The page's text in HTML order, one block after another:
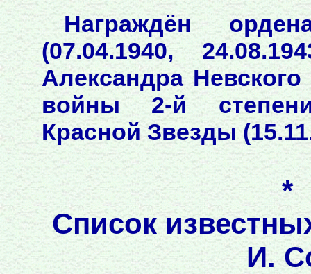
Награждён
(07.04.1940,
Александра Невского
войны 2-й степени
Красной Звезды
Список
И.